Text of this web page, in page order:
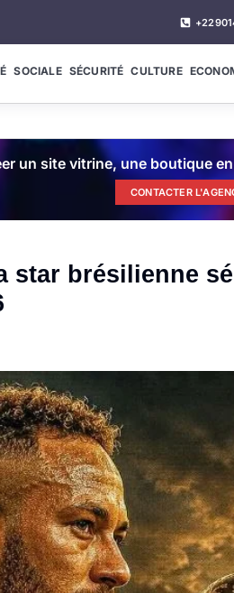
SOCIALE SÉCURITÉ CULTURE
un site vitrine, une boutique
CONTACTER
star brésilienne